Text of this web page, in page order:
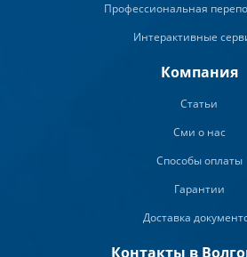
Профессиональная
Интерактивные
Компания
Статьи
Сми о нас
Способы оплаты
Гарантии
Доставка
Контакты в